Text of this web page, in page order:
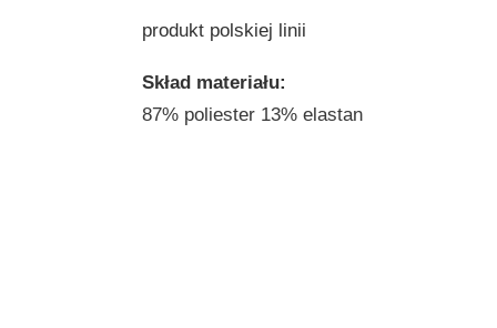
produkt polskiej linii
Skład materiału:
87% poliester 13% elastan